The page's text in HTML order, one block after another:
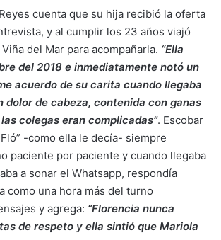
cuenta que su hija recibió la oferta
y al cumplir los 23 años viajó
del Mar para acompañarla. “Ella
del 2018 e inmediatamente notó un
acuerdo de su carita cuando llegaba
dolor de cabeza, contenida con ganas
colegas eran complicadas”. Escobar
-como ella le decía- siempre
paciente por paciente y cuando llegaba
a sonar el Whatsapp, respondía
como una hora más del turno
y agrega: “Florencia nunca
de respeto y ella sintió que Mariola